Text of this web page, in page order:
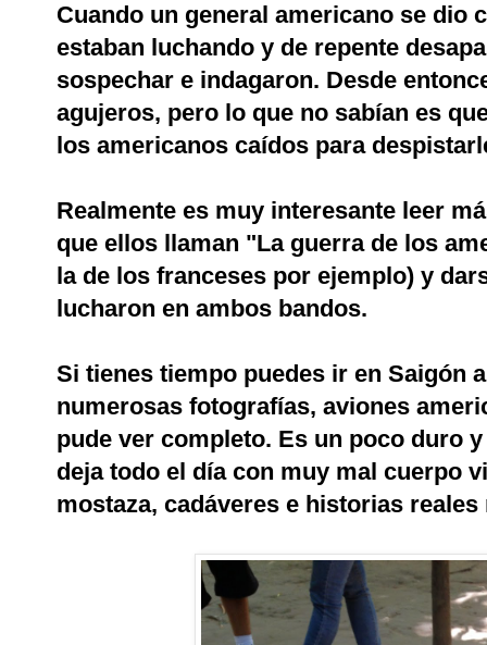
Cuando un general americano se dio
estaban luchando y de repente
sospechar e indagaron. Desde
agujeros, pero lo que no sabían es
los americanos caídos para
Realmente es muy interesante leer
que ellos llaman "La guerra de los
la de los franceses por ejemplo) y
lucharon en ambos bandos.
Si tienes tiempo puedes ir en Saigón
numerosas fotografías, aviones
pude ver completo. Es un poco duro
deja todo el día con muy mal cuerpo
mostaza, cadáveres e historias